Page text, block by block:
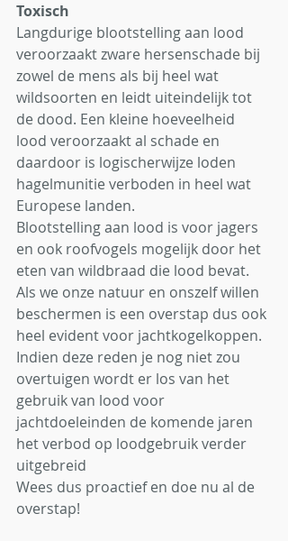
Toxisch
Langdurige blootstelling aan lood
veroorzaakt zware hersenschade bij
zowel de mens als bij heel wat
wildsoorten en leidt uiteindelijk tot
de dood. Een kleine hoeveelheid
lood veroorzaakt al schade en
daardoor is logischerwijze loden
hagelmunitie verboden in heel wat
Europese landen.
Blootstelling aan lood is voor jagers
en ook roofvogels mogelijk door het
eten van wildbraad die lood bevat.
Als we onze natuur en onszelf willen
beschermen is een overstap dus ook
heel evident voor jachtkogelkoppen.
Indien deze reden je nog niet zou
overtuigen wordt er los van het
gebruik van lood voor
jachtdoeleinden de komende jaren
het verbod op loodgebruik verder
uitgebreid
Wees dus proactief en doe nu al de
overstap!